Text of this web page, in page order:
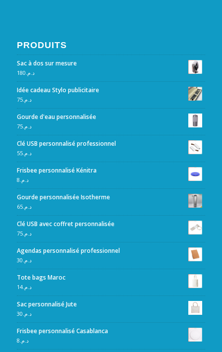
PRODUITS
Sac à dos sur mesure
د.م.180
Idée cadeau Stylo publicitaire
د.م.75
Gourde d'eau personnalisée
د.م.75
Clé USB personnalisé professionnel
د.م.55
Frisbee personnalisé Kénitra
د.م.8
Gourde personnalisée Isotherme
د.م.65
Clé USB avec coffret personnalisée
د.م.75
Agendas personnalisé professionnel
د.م.30
Tote bags Maroc
د.م.14
Sac personnalisé Jute
د.م.30
Frisbee personnalisé Casablanca
د.م.8